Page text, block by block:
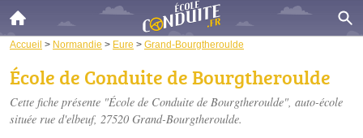
Accueil > Normandie > Eure > Grand-Bourgtheroulde
École de Conduite de Bourgtheroulde
Cette fiche présente "École de Conduite de Bourgtheroulde", auto-école
située rue d'elbeuf, 27520 Grand-Bourgtheroulde.